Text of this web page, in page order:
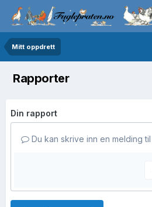
Mitt oppdrett
Rapporter
Din rapport
Du kan skrive inn en melding